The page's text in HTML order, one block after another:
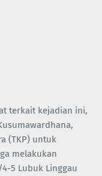
terkait kejadian ini,
(TKP) untuk
melakukan
5 Lubuk Linggau